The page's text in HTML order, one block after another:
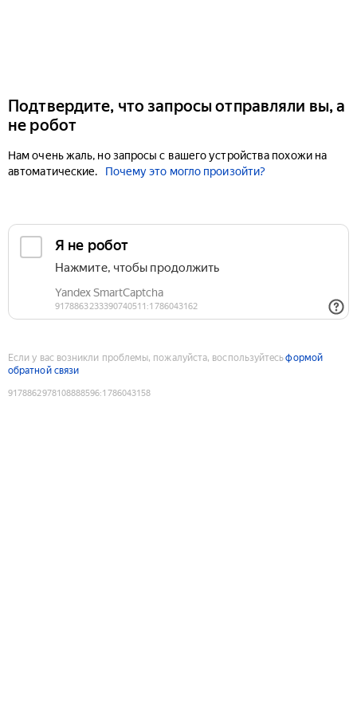
Подтвердите, что запросы отправляли вы, а
не робот
Нам очень жаль, но запросы с вашего устройства похожи на
автоматические.
Почему это могло произойти?
Если у вас возникли проблемы, пожалуйста, воспользуйтесьформой
обратной связи
9178862978108888596:1786043158